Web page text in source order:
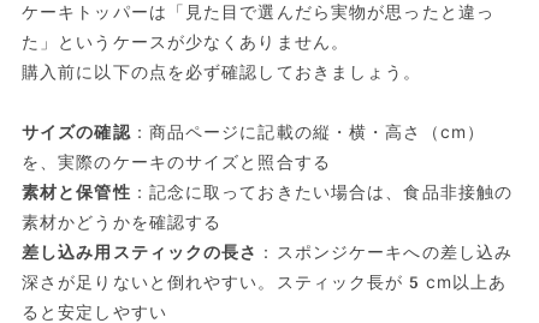
ケーキトッパーは「見た目で選んだら実物が思ったと違っ
た」というケースが少なくありません。
購入前に以下の点を必ず確認しておきましょう。
サイズの確認 ：商品ページに記載の縦・横・高さ（cm）
を、実際のケーキのサイズと照合する
素材と保管性 ：記念に取っておきたい場合は、食品非接触の
素材かどうかを確認する
差し込み用スティックの長さ ：スポンジケーキへの差し込み
深さが足りないと倒れやすい。スティック長が5cm以上あ
ると安定しやすい